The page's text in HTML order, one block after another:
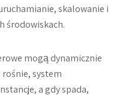
skalowanie i
środowiskach.
mogą dynamicznie
rośnie, system
a gdy spada,